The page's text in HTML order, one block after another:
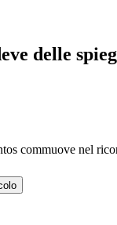
delle
commuove nel